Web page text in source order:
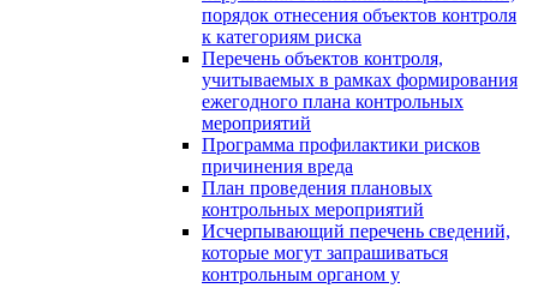
порядок отнесения объектов контроля
к категориям риска
Перечень объектов контроля,
учитываемых в рамках формирования
ежегодного плана контрольных
мероприятий
Программа профилактики рисков
причинения вреда
План проведения плановых
контрольных мероприятий
Исчерпывающий перечень сведений,
которые могут запрашиваться
контрольным органом у